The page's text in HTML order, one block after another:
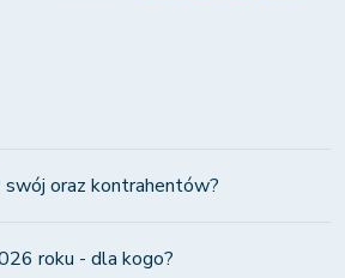
swój oraz kontrahentów?
roku - dla kogo?